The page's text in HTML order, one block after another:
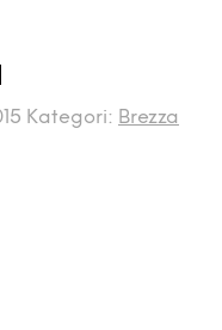
Kategori: Brezza